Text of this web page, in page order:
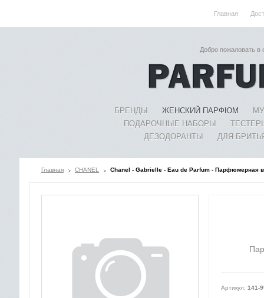
Главная
Добро пожаловать
БРЕНДЫ ЖЕНСКИЙ ПАРФЮМ
ПОДАРОЧНЫЕ НАБОРЫ
ДЕЗОДОРАНТЫ
ДЛЯ
Главная CHANEL Chanel - Gabrielle - Eau de Parfum - Парфюмерная
Артикул: 141-